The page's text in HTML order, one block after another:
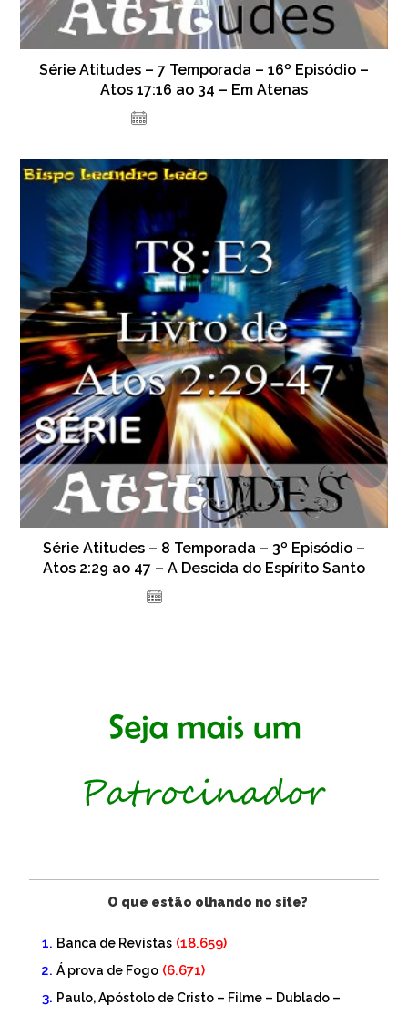
Série Atitudes – 7 Temporada – 16º Episódio –
Atos 17:16 ao 34 – Em Atenas
Série Atitudes – 8 Temporada – 3º Episódio –
Atos 2:29 ao 47 – A Descida do Espírito Santo
O que estão olhando no site?
Banca de Revistas (18.659)
Á prova de Fogo (6.671)
Paulo, Apóstolo de Cristo – Filme – Dublado –